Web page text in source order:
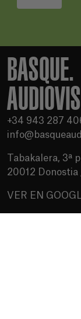
BASQUE.
+34 943 287
Tabakalera, 3ª
20012
VER EN